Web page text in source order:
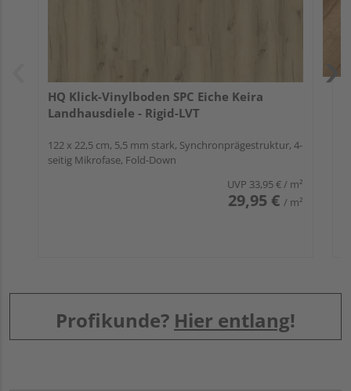
HQ Klick-Vinylboden SPC Eiche Keira
Landhausdiele - Rigid-LVT
122 x 22,5 cm, 5,5 mm stark, Synchronprägestruktur, 4-
seitig Mikrofase, Fold-Down
UVP 33,95 €/ m²
29,95 € / m²
Profikunde? Hier entlang!